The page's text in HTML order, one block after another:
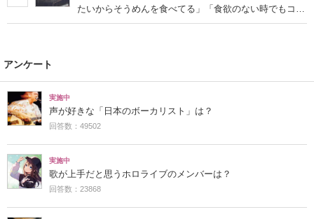
たいからそうめんを食べてる」「食欲のない時でもコレ
で食べられる」
アンケート
実施中
声が好きな「日本のボーカリスト」は？
回答数：49502
実施中
歌が上手だと思うホロライブのメンバーは？
回答数：23868